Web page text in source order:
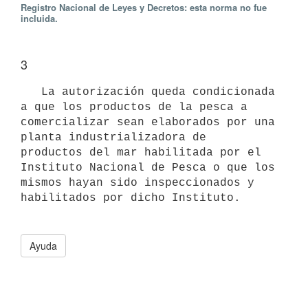
Registro Nacional de Leyes y Decretos: esta norma no fue
incluida.
3
a que los productos de la pesca a
comercializar sean elaborados por una
planta industrializadora de
productos del mar habilitada por el
Instituto Nacional de Pesca o que los
mismos hayan sido inspeccionados y
habilitados por dicho Instituto.
Ayuda